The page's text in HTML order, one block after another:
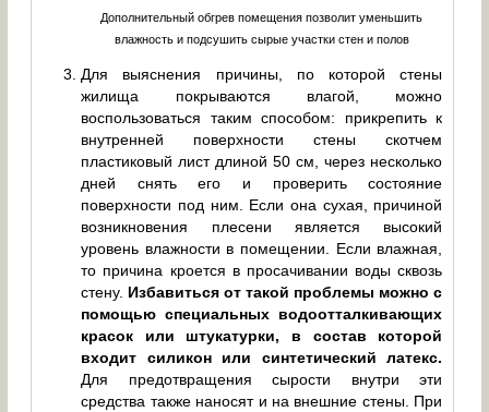
Дополнительный обгрев помещения позволит уменьшить
влажность и подсушить сырые участки стен и полов
Для выяснения причины, по которой стены
жилища покрываются влагой, можно
воспользоваться таким способом: прикрепить к
внутренней поверхности стены скотчем
пластиковый лист длиной 50 см, через несколько
дней снять его и проверить состояние
поверхности под ним. Если она сухая, причиной
возникновения плесени является высокий
уровень влажности в помещении. Если влажная,
то причина кроется в просачивании воды сквозь
стену. Избавиться от такой проблемы можно с
помощью специальных водоотталкивающих
красок или штукатурки, в состав которой
входит силикон или синтетический латекс.
Для предотвращения сырости внутри эти
средства также наносят и на внешние стены. При